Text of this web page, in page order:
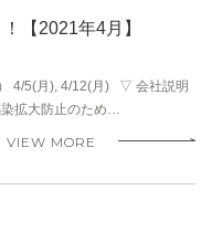
【2021年4月】
4/5(月), 4/12(月) ▽ 会社説明
拡大防止のため…
VIEW MORE